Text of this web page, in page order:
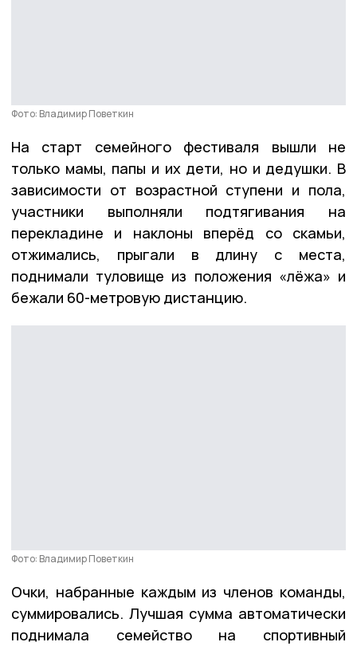
Фото: Владимир Поветкин
На старт семейного фестиваля вышли не
только мамы, папы и их дети, но и дедушки. В
зависимости от возрастной ступени и пола,
участники выполняли подтягивания на
перекладине и наклоны вперёд со скамьи,
отжимались, прыгали в длину с места,
поднимали туловище из положения «лёжа» и
бежали 60-метровую дистанцию.
Фото: Владимир Поветкин
Очки, набранные каждым из членов команды,
суммировались. Лучшая сумма автоматически
поднимала семейство на спортивный